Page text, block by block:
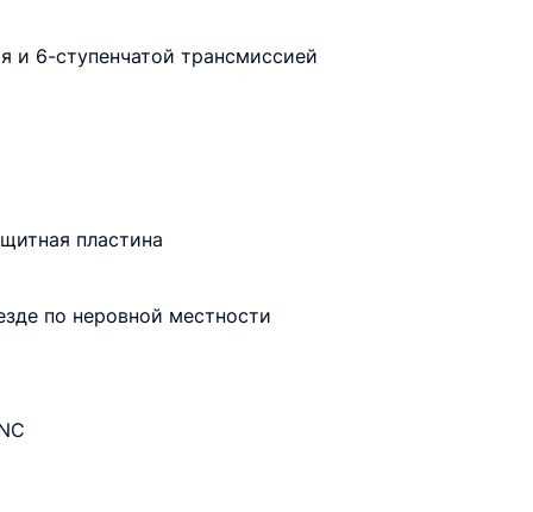
и 6-ступенчатой трансмиссией
пластина
по неровной местности